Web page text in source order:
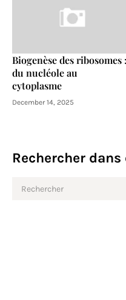
Biogenèse des ribosomes :
du nucléole au
cytoplasme
December 14, 2025
Rechercher dans